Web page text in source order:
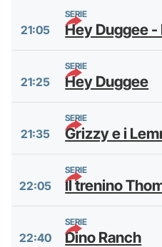
SERIE
21:05 Hey Duggee
SERIE
21:25 Hey Duggee
SERIE
21:35 Grizzy e i
SERIE
22:05 Il trenino
SERIE
22:40 Dino Ranch